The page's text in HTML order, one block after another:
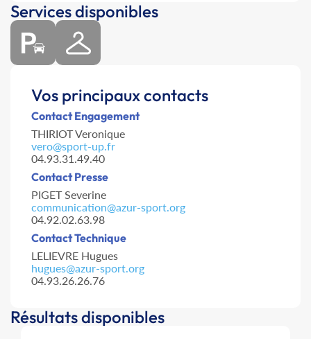
Services disponibles
Vos principaux contacts
Contact Engagement
THIRIOT Veronique
vero@sport-up.fr
04.93.31.49.40
Contact Presse
PIGET Severine
communication@azur-sport.org
04.92.02.63.98
Contact Technique
LELIEVRE Hugues
hugues@azur-sport.org
04.93.26.26.76
Résultats disponibles